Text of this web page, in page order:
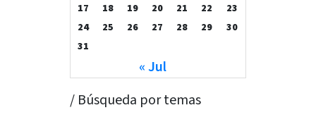
17
18 19 20 21 22
23
24
25 26 27 28 29
30
31
« Jul
/ Búsqueda por temas